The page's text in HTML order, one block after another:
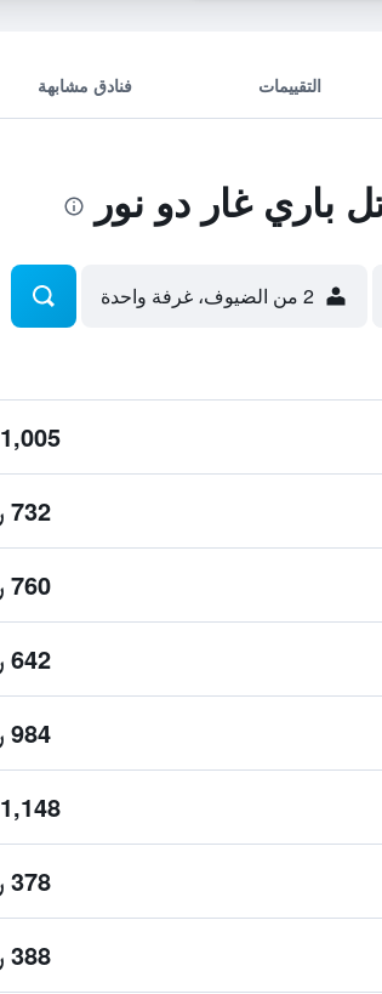
التقييمات فنادق مشابهة
غار دو نور
2 من الضيوف، غرفة واحدة
1,005 ﷼
732 ﷼
760 ﷼
642 ﷼
984 ﷼
1,148 ﷼
378 ﷼
388 ﷼